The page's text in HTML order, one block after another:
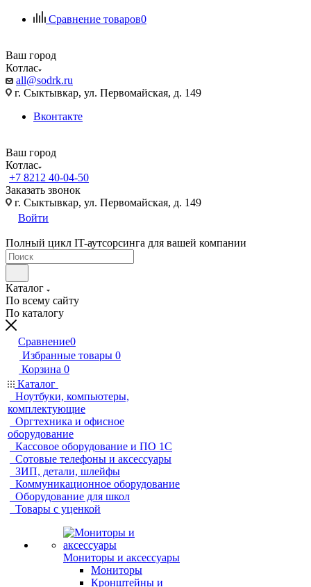
Сравнение товаров0
Ваш город
Котлас
all@sodrk.ru
г. Сыктывкар, ул. Первомайская, д. 149
Вконтакте
Ваш город
Котлас
+7 8212 40-04-50
Заказать звонок
г. Сыктывкар, ул. Первомайская, д. 149
Войти
Полный цикл IT-аутсорсинга для вашей компании
Каталог
По всему сайту
По каталогу
Сравнение0
Избранные товары 0
Корзина 0
Каталог
Ноутбуки, компьютеры,
комплектующие
Оргтехника и офисное
оборудование
Кассовое оборудование и ПО 1С
Сотовые телефоны и аксессуары
ЗИП, детали, шлейфы
Коммуникационное оборудование
Оборудование для школ
Товары с уценкой
Мониторы и аксессуары
Мониторы
Кронштейны и